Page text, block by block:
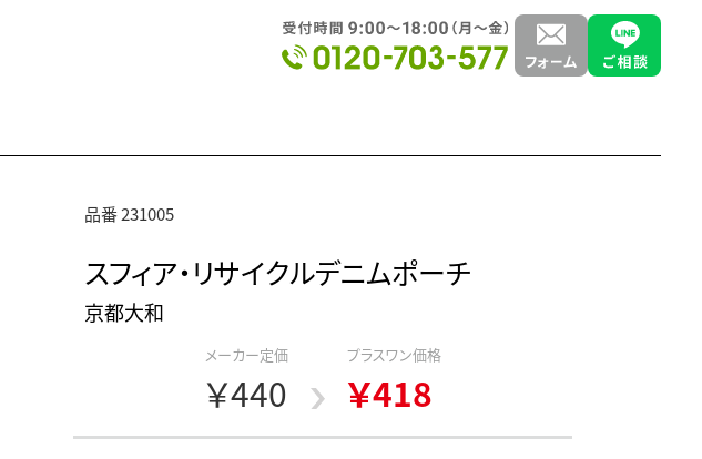
品番 231005
スフィア・リサイクルデニムポーチ
京都大和
メーカー定価
￥440
プラスワン価格
￥418